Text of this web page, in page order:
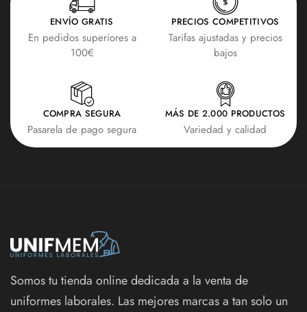
ENVÍO GRATIS
En pedidos superiores a
100€
PRECIOS COMPETITIVOS
Tarifas ajustadas y precios
bajos
COMPRA SEGURA
Pasarela de pago segura
MÁS DE 2.000 PRODUCTOS
Variedad y calidad
Somos tu tienda online dedicada a la venta de
uniformes laborales. Las mejores marcas a tan solo un